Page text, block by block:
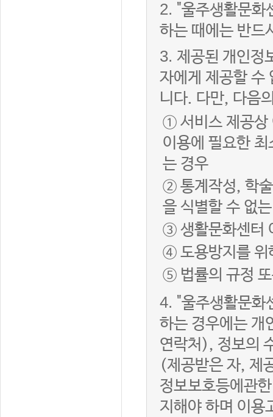
2. "울주생활문화
하는 때에는 반드
3. 제공된 개인정
자에게 제공할 수
니다. 다만, 다음
① 서비스 제공상
이용에 필요한
는 경우
② 통계작성, 학
을 식별할 수 없
③ 생활문화센터
④ 도용방지를 위
⑤ 법률의 규정 또
4. "울주생활문화
하는 경우에는 개
연락처), 정보의
(제공받은 자, 제
정보보호등에관
지해야 하며 이용